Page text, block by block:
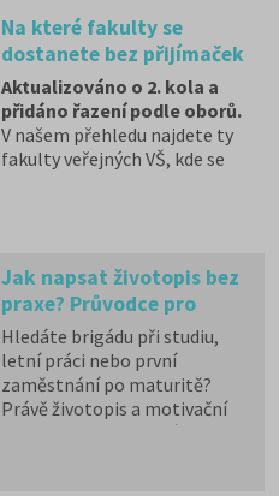
řízení běží po celé ČR.
✅ Některé školy přijímají
přihlášky i během léta.
✅ Rozpis podle jednotlivých
škol najdete v příloze k
článku.
✅ Níže uvádíme
Na které fakulty se
dostanete bez přijímaček
2026?
Aktualizováno o 2. kola a
přidáno řazení podle oborů.
V našem přehledu najdete ty
fakulty veřejných VŠ, kde se
žádat.
Jak napsat životopis bez
praxe? Průvodce pro
studenty
Hledáte brigádu při studiu,
letní práci nebo první
zaměstnání po maturitě?
Právě životopis a motivační
dopis často rozhodují o tom,